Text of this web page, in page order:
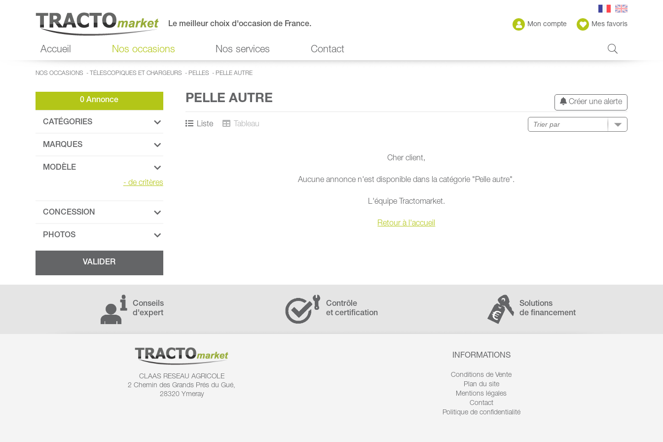
Le meilleur choix d'occasion de France. Mon compte Mes favoris
Accueil Nos occasions Nos services Contact
NOS OCCASIONS - TÉLESCOPIQUES ET CHARGEURS - PELLES - PELLE AUTRE
0 Annonce
CATÉGORIES
MARQUES
MODÈLE
- de critères
CONCESSION
PHOTOS
Créer une alerte
PELLE AUTRE
Liste Tableau
Cher client,
Aucune annonce n'est disponible dans la catégorie "Pelle autre".
L'équipe Tractomarket.
Retour à l'accueil
Conseils
d'expert
Contrôle
et certification
Solutions
de financement
CLAAS RESEAU AGRICOLE
2 Chemin desGrands Prés du Gué,
28320 Ymeray
INFORMATIONS
Conditions de Vente
Plan du site
Mentions légales
Contact
Politique de confidentialité